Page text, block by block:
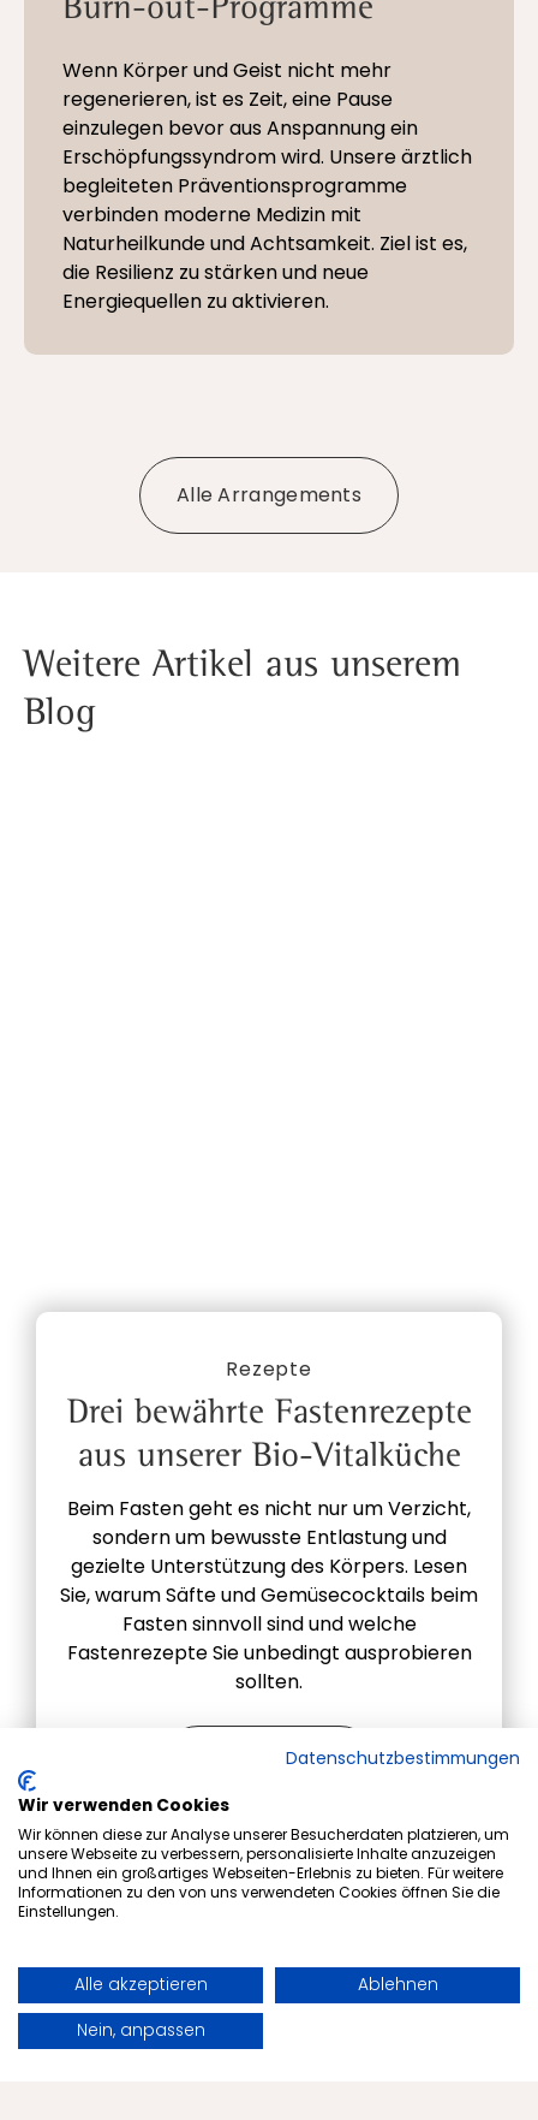
Anfragen
Wenn Körper und Geist nicht mehr
regenerieren, ist es Zeit, eine Pause
einzulegen bevor aus Anspannung ein
Erschöpfungssyndrom wird. Unsere ärztlich
begleiteten Präventionsprogramme
verbinden moderne Medizin mit
Naturheilkunde und Achtsamkeit. Ziel ist es,
die Resilienz zu stärken und neue
Energiequellen zu aktivieren.
Alle Arrangements
Weitere Artikel aus unserem
Blog
Rezepte
Drei bewährte Fastenrezepte
aus unserer Bio-Vitalküche
Beim Fasten geht es nicht nur um Verzicht,
sondern um bewusste Entlastung und
gezielte Unterstützung des Körpers. Lesen
Sie, warum Säfte und Gemüsecocktails beim
Fasten sinnvoll sind und welche
Fastenrezepte Sie unbedingt ausprobieren
sollten.
FastenrezepteDatenschutzbestimmungen
Wir verwenden Cookies
Wir können diese zur Analyse unserer Besucherdaten platzieren, um
unsere Webseite zu verbessern, personalisierte Inhalte anzuzeigen
und Ihnen ein großartiges Webseiten-Erlebnis zu bieten. Für weitere
Informationen zu den von uns verwendeten Cookies öffnen Sie die
Einstellungen.
Alle akzeptieren
Ablehnen
Nein, anpassen